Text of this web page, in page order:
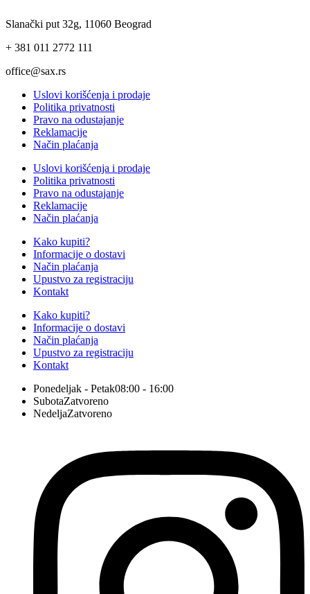
Slanački put 32g, 11060 Beograd
+ 381 011 2772 111
office@sax.rs
Uslovi korišćenja i prodaje
Politika privatnosti
Pravo na odustajanje
Reklamacije
Način plaćanja
Uslovi korišćenja i prodaje
Politika privatnosti
Pravo na odustajanje
Reklamacije
Način plaćanja
Kako kupiti?
Informacije o dostavi
Način plaćanja
Upustvo za registraciju
Kontakt
Kako kupiti?
Informacije o dostavi
Način plaćanja
Upustvo za registraciju
Kontakt
Ponedeljak - Petak08:00 - 16:00
SubotaZatvoreno
NedeljaZatvoreno